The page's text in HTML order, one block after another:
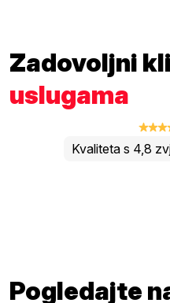
Zadovoljni
uslugama
Kvaliteta s 4,8
Pogledajte